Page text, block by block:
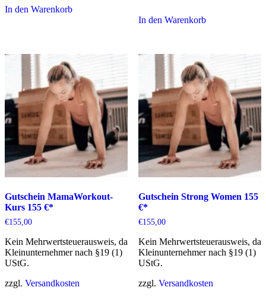
In den Warenkorb
In den Warenkorb
Gutschein MamaWorkout-
Kurs 155 €*
€155,00
Kein Mehrwertsteuerausweis, da
Kleinunternehmer nach §19 (1)
UStG.
zzgl. Versandkosten
Gutschein Strong Women 155
€*
€155,00
Kein Mehrwertsteuerausweis, da
Kleinunternehmer nach §19 (1)
UStG.
zzgl. Versandkosten